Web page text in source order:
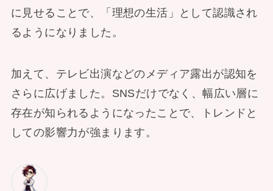
に見せることで、「理想の生活」として認識され
るようになりました。
加えて、テレビ出演などのメディア露出が認知を
さらに広げました。SNSだけでなく、幅広い層に
存在が知られるようになったことで、トレンドと
しての影響力が強まります。